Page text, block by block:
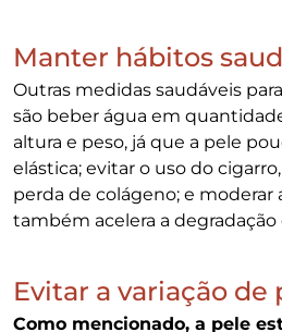
Manter hábitos
Outras medidas saudáveis
são beber água em
altura e peso, já que a pele
elástica; evitar o uso do
perda de colágeno; e moderar
também acelera a degradação
Evitar a variação de
Como mencionado, a pele